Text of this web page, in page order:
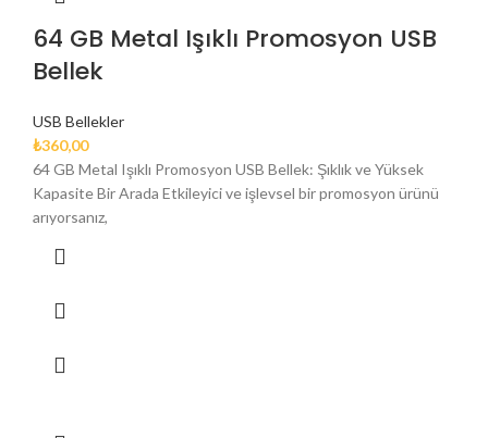
64 GB Metal Işıklı Promosyon USB
Bellek
USB Bellekler
₺360,00
64 GB Metal Işıklı Promosyon USB Bellek: Şıklık ve Yüksek
Kapasite Bir Arada Etkileyici ve işlevsel bir promosyon ürünü
arıyorsanız,